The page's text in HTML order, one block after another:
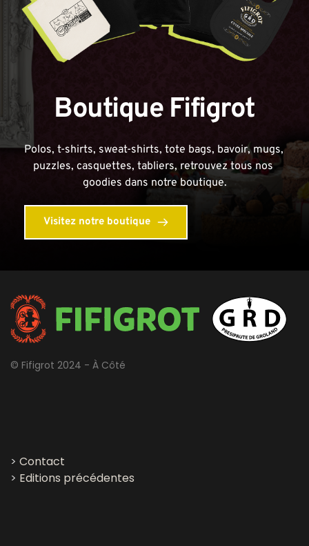
Boutique Fifigrot
Polos, t-shirts, sweat-shirts, tote bags, bavoir, mugs,
puzzles, casquettes, tabliers, retrouvez tous nos
goodies dans notre boutique.
Visitez notre boutique
© Fifigrot 2024 - À Côté
> Contact
> Editions précédentes